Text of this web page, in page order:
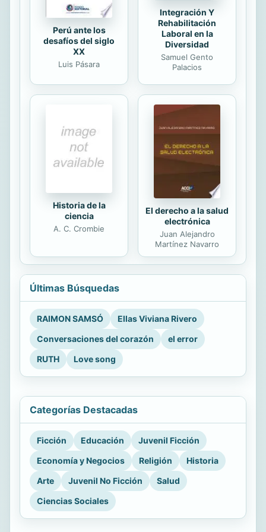
Perú ante los
desafíos del siglo
XX
Luis Pásara
Integración Y
Rehabilitación
Laboral en la
Diversidad
Samuel Gento
Palacios
Historia de la
ciencia
A. C. Crombie
El derecho a la salud
electrónica
Juan Alejandro
Martínez Navarro
Últimas Búsquedas
RAIMON SAMSÓ
Ellas Viviana Rivero
Conversaciones del corazón
el error
RUTH
Love song
Categorías Destacadas
Ficción Educación
Juvenil Ficción
Economía y Negocios
Religión
Historia
Arte
Juvenil No Ficción
Salud
Ciencias Sociales